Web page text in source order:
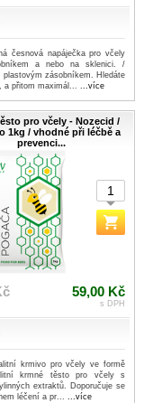
česnová napáječka pro včely
a nebo na sklenici. /
plastovým zásobníkem. Hledáte
a přitom maximál... ...více
pro včely - Nozecid /
1kg / vhodné při léčbě a
prevenci...
59,00 Kč
s DPH
krmivo pro včely ve formě
krmné těsto pro včely s
extraktů. Doporučuje se
léčení a pr... ...více